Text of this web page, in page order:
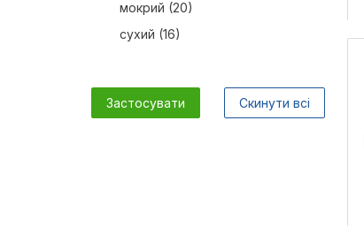
мокрий (20)
сухий (16)
Застосувати Скинути всі